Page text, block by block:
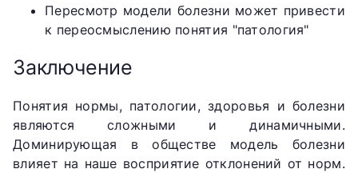
Пересмотр модели болезни может привести
к переосмыслению понятия "патология"
Заключение
Понятия нормы, патологии, здоровья и болезни
являются сложными и динамичными.
Доминирующая в обществе модель болезни
влияет на наше восприятие отклонений от норм.